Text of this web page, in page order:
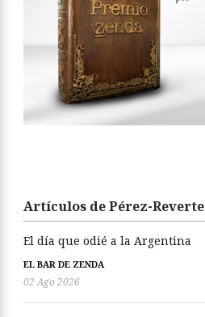
Artículos de Pérez-Reverte
El día que odié a la Argentina
EL BAR DE ZENDA
02 Ago 2026